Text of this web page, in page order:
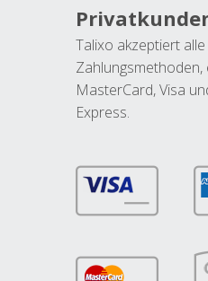
Talixo akzeptiert alle
Zahlungsmethoden,
MasterCard, Visa
Express.